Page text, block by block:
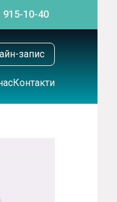
915-10-40
запис
Контакти